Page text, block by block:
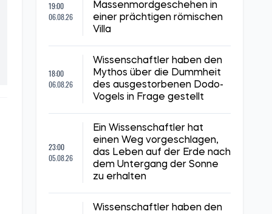
19:00
06.08.26
Massenmordgeschehen in
einer prächtigen römischen
Villa
18:00
06.08.26
Wissenschaftler haben den
Mythos über die Dummheit
des ausgestorbenen Dodo-
Vogels in Frage gestellt
23:00
05.08.26
Ein Wissenschaftler hat
einen Weg vorgeschlagen,
das Leben auf der Erde nach
dem Untergang der Sonne
zu erhalten
Wissenschaftler haben den